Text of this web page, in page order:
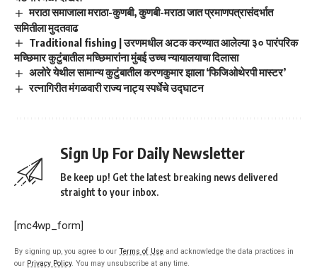
मराठा समाजाला मराठा-कुणबी, कुणबी-मराठा जात प्रमाणपत्रासंदर्भात
समितीला मुदतवाढ
Traditional fishing | उरणमधील अटक करण्यात आलेल्या ३० पारंपरिक
मच्छिमार कुटुंबातील मच्छिमारांना मुंबई उच्च न्यायालयाचा दिलासा
अलोरे येथील सामान्य कुटुंबातील करणकुमार झाला ‘फिजिओथेरपी मास्टर’
रत्नागिरीत मंगळवारी राज्य नाट्य स्पर्धेचे उद्घाटन
Sign Up For Daily Newsletter
Be keep up! Get the latest breaking news delivered
straight to your inbox.
[mc4wp_form]
By signing up, you agree to our Terms of Use and acknowledge the data practices in
our Privacy Policy. You may unsubscribe at any time.